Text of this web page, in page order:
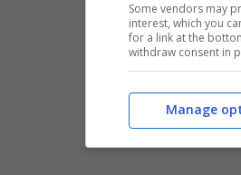
Some vendors may
interest, which you
for a link at the
withdraw consent in
Manage